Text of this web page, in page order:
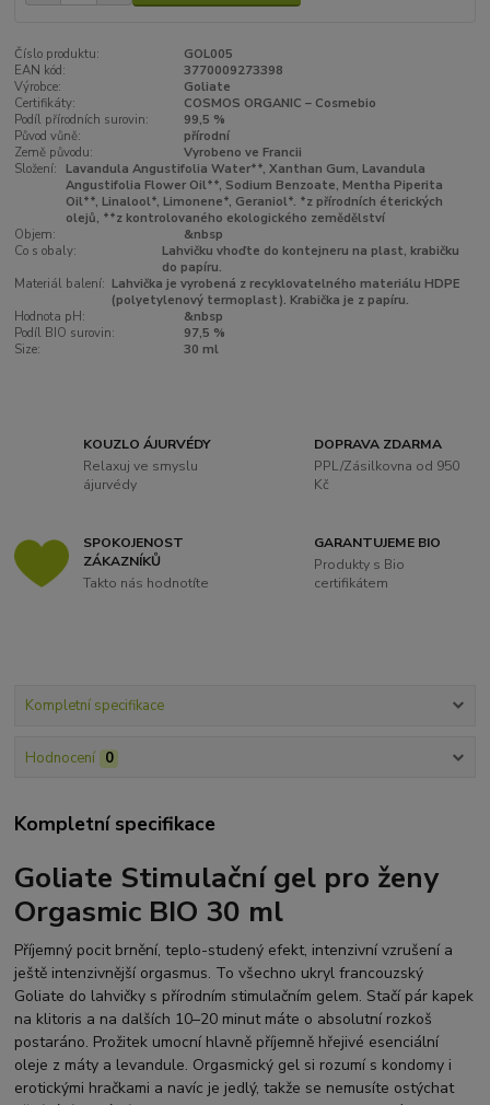
Číslo produktu:
GOL005
EAN kód:
3770009273398
Výrobce:
Goliate
Certifikáty:
COSMOS ORGANIC – Cosmebio
Podíl přírodních surovin:
99,5 %
Původ vůně:
přírodní
Země původu:
Vyrobeno ve Francii
Složení:
Lavandula Angustifolia Water**, Xanthan Gum, Lavandula
Angustifolia Flower Oil**, Sodium Benzoate, Mentha Piperita
Oil**, Linalool*, Limonene*, Geraniol*. *z přírodních éterických
olejů, **z kontrolovaného ekologického zemědělství
Objem:
&nbsp
Co s obaly:
Lahvičku vhoďte do kontejneru na plast, krabičku
do papíru.
Materiál balení: Lahvička je vyrobená z recyklovatelného materiálu HDPE
(polyetylenový termoplast). Krabička je z papíru.
Hodnota pH:
&nbsp
Podíl BIO surovin:
97,5 %
Size:
30 ml
KOUZLO ÁJURVÉDY
Relaxuj ve smyslu
ájurvédy
DOPRAVA ZDARMA
PPL/Zásilkovna od 950
Kč
SPOKOJENOST
ZÁKAZNÍKŮ
Takto nás hodnotíte
GARANTUJEME BIO
Produkty s Bio
certifikátem
Kompletní specifikace
Hodnocení 0
Kompletní specifikace
Goliate Stimulační gel pro ženy
Orgasmic BIO 30 ml
Příjemný pocit brnění, teplo-studený efekt, intenzivní vzrušení a
ještě intenzivnější orgasmus. To všechno ukryl francouzský
Goliate do lahvičky s přírodním stimulačním gelem. Stačí pár kapek
na klitoris a na dalších 10–20 minut máte o absolutní rozkoš
postaráno. Prožitek umocní hlavně příjemně hřejivé esenciální
oleje z máty a levandule. Orgasmický gel si rozumí s kondomy i
erotickými hračkami a navíc je jedlý, takže se nemusíte ostýchat